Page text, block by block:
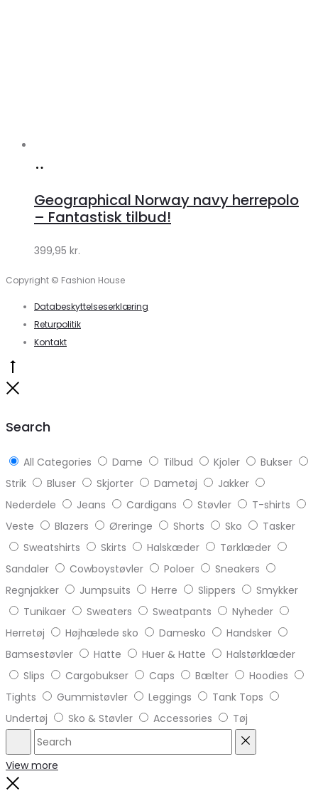
Klædeskabet.dk
Geographical Norway navy herrepolo
– Fantastisk tilbud!
399,95 kr.
Copyright © Fashion House
Databeskyttelseserklæring
Returpolitik
Kontakt
Search
All Categories Dame Tilbud Kjoler
Bukser
Strik
Bluser Skjorter Dametøj
Jakker
Nederdele
Jeans Cardigans Støvler
T-shirts
Veste
Blazers Øreringe Shorts Sko
Tasker
Sweatshirts
Skirts Halskæder
Tørklæder
Sandaler
Cowboystøvler Poloer
Sneakers
Regnjakker
Jumpsuits Herre Slippers
Smykker
Tunikaer
Sweaters Sweatpants
Nyheder
Herretøj
Højhælede sko Damesko
Handsker
Bamsestøvler
Hatte Huer & Hatte
Halstørklæder
Slips
Cargobukser Caps Bælter
Hoodies
Tights
Gummistøvler Leggings
Tank Tops
Undertøj
Sko & Støvler Accessories Tøj
Search
View more